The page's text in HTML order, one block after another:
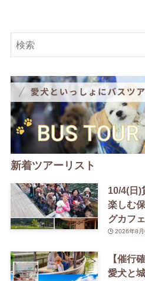
新着ツアーリスト
10/4(日)
楽しむ
グカフ
2026年8月
【催行
愛犬と